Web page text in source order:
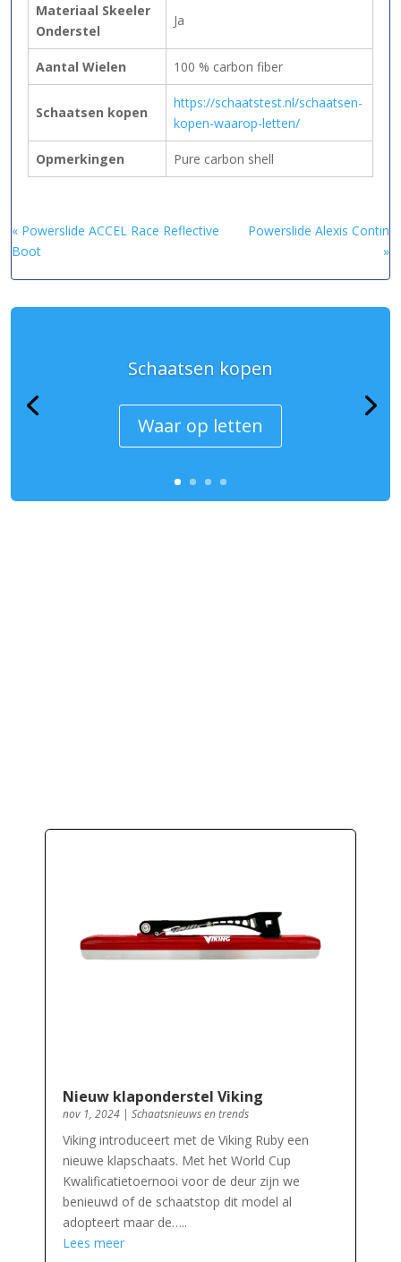
Materiaal Skeeler
Onderstel
Ja
Aantal Wielen 100 % carbon fiber
Schaatsen kopen
https://schaatstest.nl/schaatsen-
kopen-waarop-letten/
Opmerkingen Pure carbon shell
« Powerslide ACCEL Race Reflective
Boot
Powerslide Alexis Contin
»
Schaatsen kopen
Waar op letten
Nieuw klaponderstel Viking
nov 1, 2024| Schaatsnieuws en trends
Viking introduceert met de Viking Ruby een
nieuwe klapschaats. Met het World Cup
Kwalificatietoernooi voor de deur zijn we
benieuwd of de schaatstop dit model al
adopteert maar de…..
Lees meer